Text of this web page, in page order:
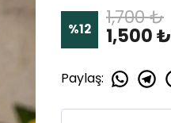
%12 1,700 ₺
1,500 ₺
Paylaş: